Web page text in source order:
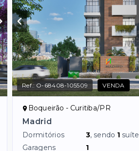
Ref.: O-68408-105509 VENDA
Boqueirão - Curitiba/PR
Madrid
Dormitórios 3, sendo 1 suíte
Garagens
1